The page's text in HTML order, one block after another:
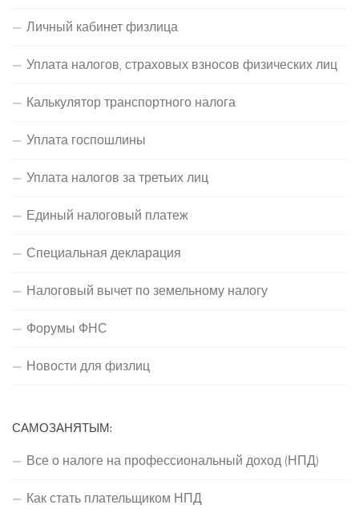
Личный кабинет физлица
Уплата налогов, страховых взносов физических лиц
Калькулятор транспортного налога
Уплата госпошлины
Уплата налогов за третьих лиц
Единый налоговый платеж
Специальная декларация
Налоговый вычет по земельному налогу
Форумы ФНС
Новости для физлиц
САМОЗАНЯТЫМ:
Все о налоге на профессиональный доход (НПД)
Как стать плательщиком НПД